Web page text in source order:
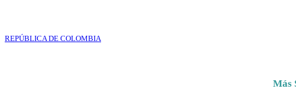
REPÚBLICA DE COLOMBIA
Más